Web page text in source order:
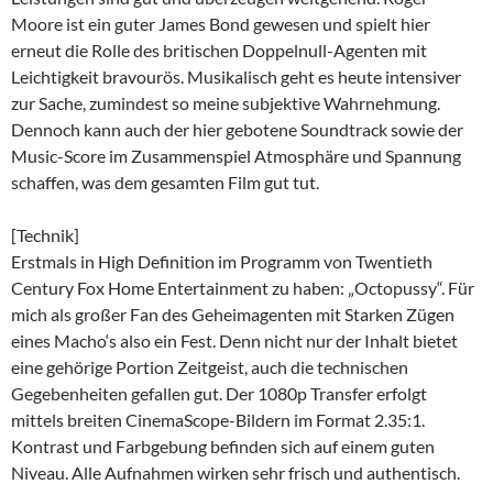
Moore ist ein guter James Bond gewesen und spielt hier
erneut die Rolle des britischen Doppelnull-Agenten mit
Leichtigkeit bravourös. Musikalisch geht es heute intensiver
zur Sache, zumindest so meine subjektive Wahrnehmung.
Dennoch kann auch der hier gebotene Soundtrack sowie der
Music-Score im Zusammenspiel Atmosphäre und Spannung
schaffen, was dem gesamten Film gut tut.
[Technik]
Erstmals in High Definition im Programm von Twentieth
Century Fox Home Entertainment zu haben: „Octopussy“. Für
mich als großer Fan des Geheimagenten mit Starken Zügen
eines Macho‘s also ein Fest. Denn nicht nur der Inhalt bietet
eine gehörige Portion Zeitgeist, auch die technischen
Gegebenheiten gefallen gut. Der 1080p Transfer erfolgt
mittels breiten CinemaScope-Bildern im Format 2.35:1.
Kontrast und Farbgebung befinden sich auf einem guten
Niveau. Alle Aufnahmen wirken sehr frisch und authentisch.